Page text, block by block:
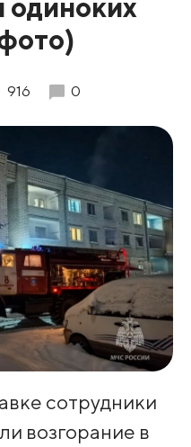
одиноких
916 0
сотрудники
возгорание в